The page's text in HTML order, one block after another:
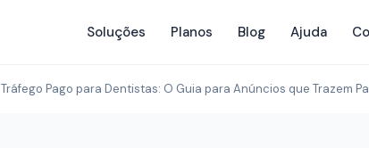
Soluções Planos Blog Ajuda
Tráfego Pago para Dentistas: O Guia para Anúncios que Trazem